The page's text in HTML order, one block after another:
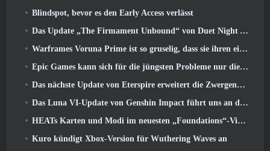
Blindspot, bevor es den Early Access verlässt
Das Update „The Firmament Unbound“ von Duet Night Abyss schließt die Geschichte von Huaxu ab
Warframes Voruna Prime ist so gruselig, dass sie ihren eigenen Red-Band-Trailer bekommen hat
Epic Games kann sich für die jüngsten Probleme nur die Schuld geben
Das nächste Update von Eterspire erweitert die Zwergenminen und bietet eine vollständige Überarbeitung des Bosskampfs
Das Luna VI-Update von Genshin Impact führt uns an den Ort, von dem Mondstadt immer wieder spricht, den wir aber noch nie gesehen haben
HEATs Karten und Modi im neuesten „Foundations“-Video
Kuro kündigt Xbox-Version für Wuthering Waves an